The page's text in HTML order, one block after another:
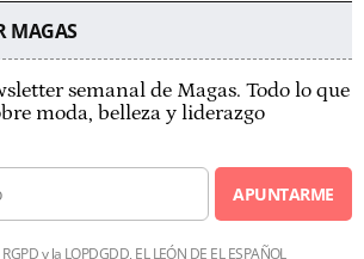
MAGAS
semanal de Magas. Todo lo que
moda, belleza y liderazgo
APUNTARME
y la LOPDGDD, EL LEÓN DE EL ESPAÑOL